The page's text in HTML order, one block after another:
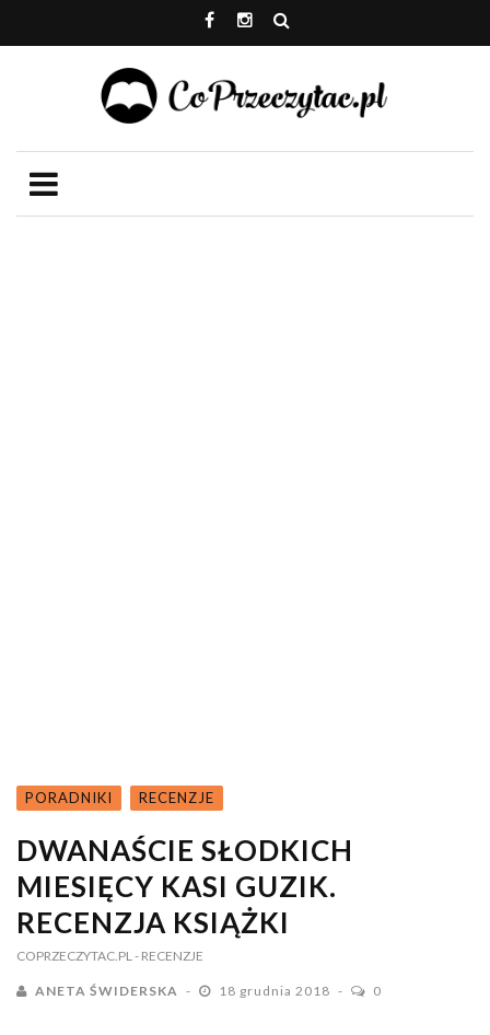
PORADNIKI RECENZJE
DWANAŚCIE SŁODKICH
MIESIĘCY KASI GUZIK.
RECENZJA KSIĄŻKI
COPRZECZYTAC.PL - RECENZJE
ANETA ŚWIDERSKA 18 grudnia 2018 0